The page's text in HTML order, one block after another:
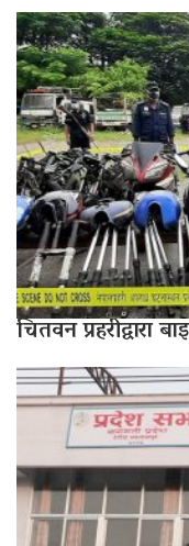
चितवन प्रहरीद्वारा